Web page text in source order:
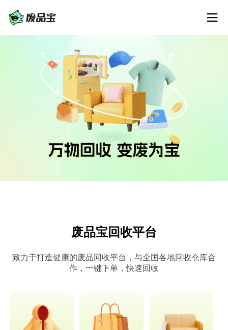
废品宝回收平台
致力于打造健康的废品回收平台，与全国各地回收仓库合
作，一键下单，快速回收